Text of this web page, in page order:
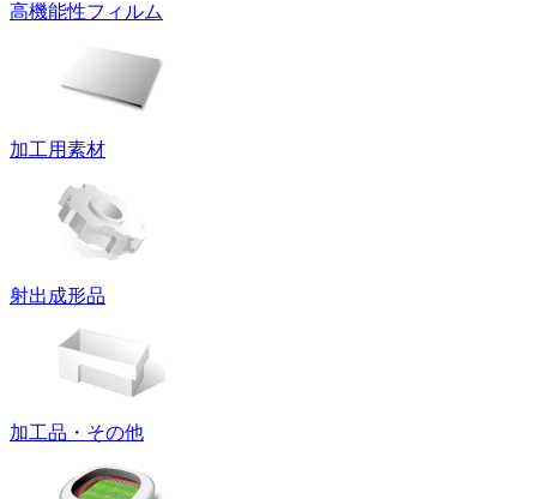
高機能性フィルム
加工用素材
射出成形品
加工品・その他